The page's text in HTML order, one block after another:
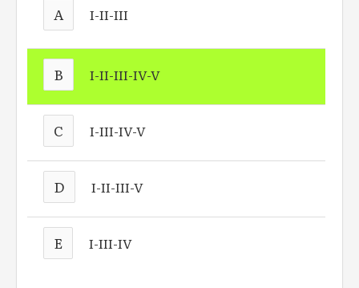
A I-II-III
B I-II-III-IV-V
C I-III-IV-V
D I-II-III-V
E I-III-IV